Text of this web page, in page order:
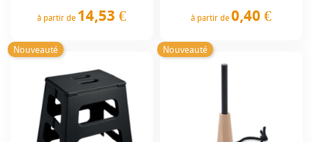
à partir de 14,53 € à partir de 0,40 €
Nouveauté Nouveauté